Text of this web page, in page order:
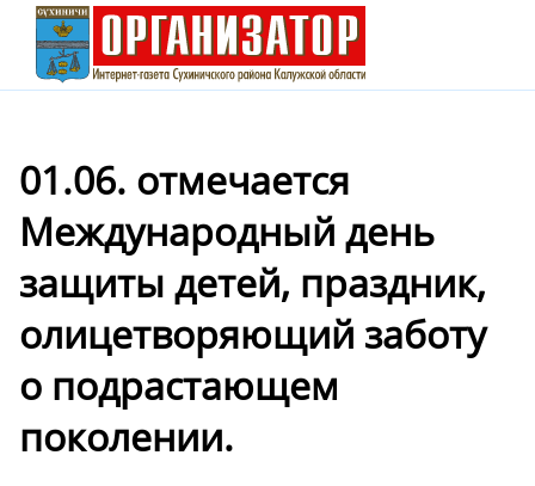
01.06. отмечается
Международный день
защиты детей, праздник,
олицетворяющий заботу
о подрастающем
поколении.